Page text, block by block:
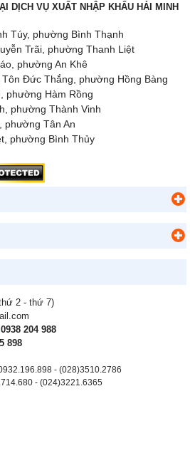
DỊCH VỤ XUẤT NHẬP KHẨU HẢI MINH
Túy, phường Bình Thạnh
Trãi, phường Thanh Liệt
phường An Khê
Tôn Đức Thắng, phường Hồng Bàng
phường Hàm Rồng
phường Thành Vinh
phường Tân An
phường Bình Thủy
2 - thứ 7)
0938 204 988
898
- (028)3510.2786
- (024)3221.6365